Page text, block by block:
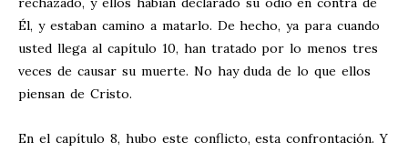
Él, y estaban camino a matarlo. De hecho, ya para cuando
usted llega al capítulo 10, han tratado por lo menos tres
veces de causar su muerte. No hay duda de lo que ellos
piensan de Cristo.
En el capítulo 8, hubo este conflicto, esta confrontación. Y